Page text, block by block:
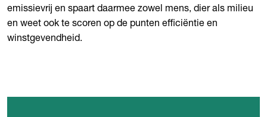
emissievrij en spaart daarmee zowel mens, dier als milieu
en weet ook te scoren op de punten efficiëntie en
winstgevendheid.